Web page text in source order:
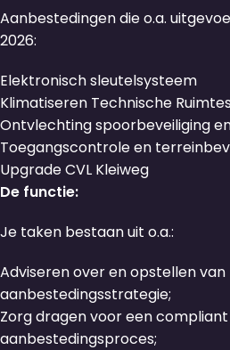
Aanbestedingen die o.a.
2026:
Elektronisch sleutelsysteem
Klimatiseren Technische Ruimtes
Ontvlechting spoorbeveiliging
Toegangscontrole en
Upgrade CVL Kleiweg
De functie:
Je taken bestaan uit o.a.:
Adviseren over en opstellen van
aanbestedingsstrategie;
Zorg dragen voor een
aanbestedingsproces;